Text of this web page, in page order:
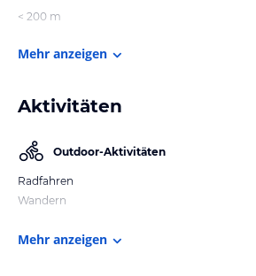
< 200 m
Mehr anzeigen
Aktivitäten
Outdoor-Aktivitäten
Radfahren
Wandern
Mehr anzeigen